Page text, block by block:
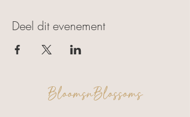
Deel dit evenement
BloomsnBlossoms